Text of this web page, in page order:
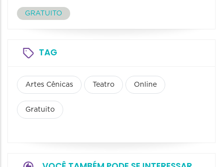
GRATUITO
TAG
Artes Cênicas Teatro Online
Gratuito